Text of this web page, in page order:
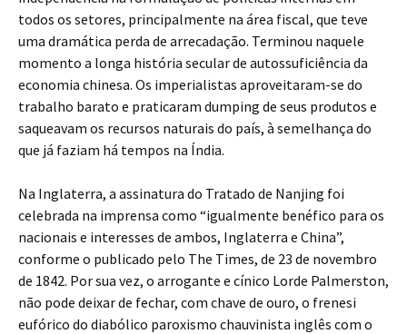
todos os setores, principalmente na área fiscal, que teve
uma dramática perda de arrecadação. Terminou naquele
momento a longa história secular de autossuficiência da
economia chinesa. Os imperialistas aproveitaram-se do
trabalho barato e praticaram dumping de seus produtos e
saqueavam os recursos naturais do país, à semelhança do
que já faziam há tempos na Índia.
Na Inglaterra, a assinatura do Tratado de Nanjing foi
celebrada na imprensa como “igualmente benéfico para os
nacionais e interesses de ambos, Inglaterra e China”,
conforme o publicado pelo The Times, de 23 de novembro
de 1842. Por sua vez, o arrogante e cínico Lorde Palmerston,
não pode deixar de fechar, com chave de ouro, o frenesi
eufórico do diabólico paroxismo chauvinista inglês com o